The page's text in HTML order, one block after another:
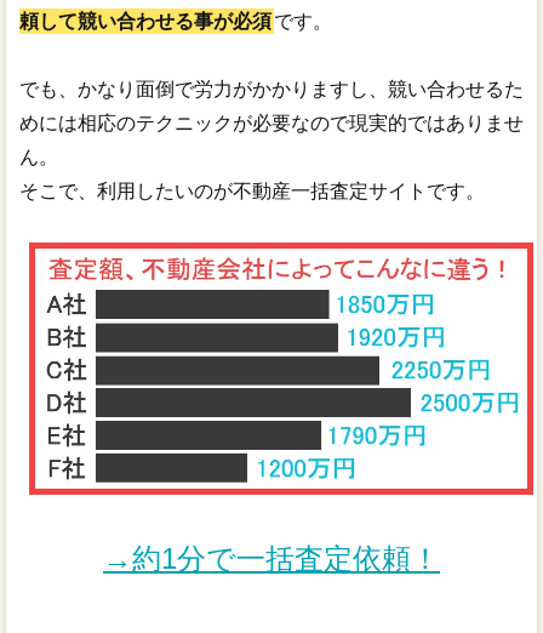
頼して競い合わせる事が必須です。
でも、かなり面倒で労力がかかりますし、競い合わせるた
めには相応のテクニックが必要なので現実的ではありませ
ん。
そこで、利用したいのが不動産一括査定サイトです。
→約1分で一括査定依頼！